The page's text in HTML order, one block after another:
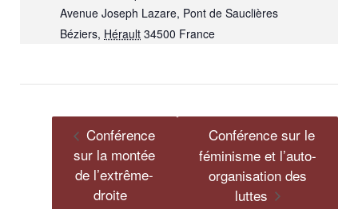
Avenue Joseph Lazare, Pont de Sauclières
Béziers, Hérault 34500 France
Conférence
sur la montée
de l’extrême-
droite
Conférence sur le
féminisme et l’auto-
organisation des
luttes